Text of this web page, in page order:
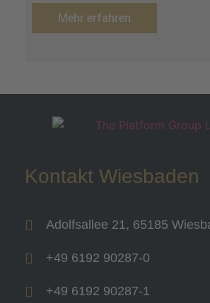
Mehr erfahren
Kontakt Wiesbaden
Adolfsallee 21, 65185
+49 6192 90287-0
+49 6192 90287-1